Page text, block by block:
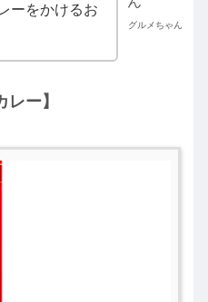
グルメちゃん
ーをかけるお
ー】